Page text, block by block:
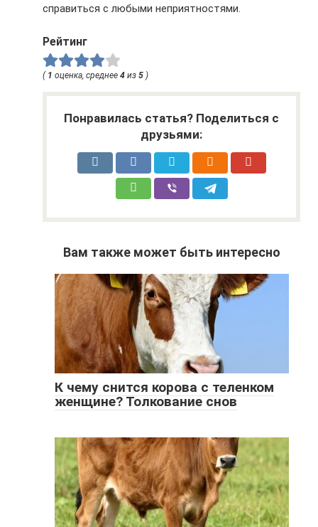
справиться с любыми неприятностями.
Рейтинг
( 1 оценка, среднее 4 из 5 )
Понравилась статья? Поделиться с
друзьями:
Вам также может быть интересно
К чему снится корова с теленком
женщине? Толкование снов